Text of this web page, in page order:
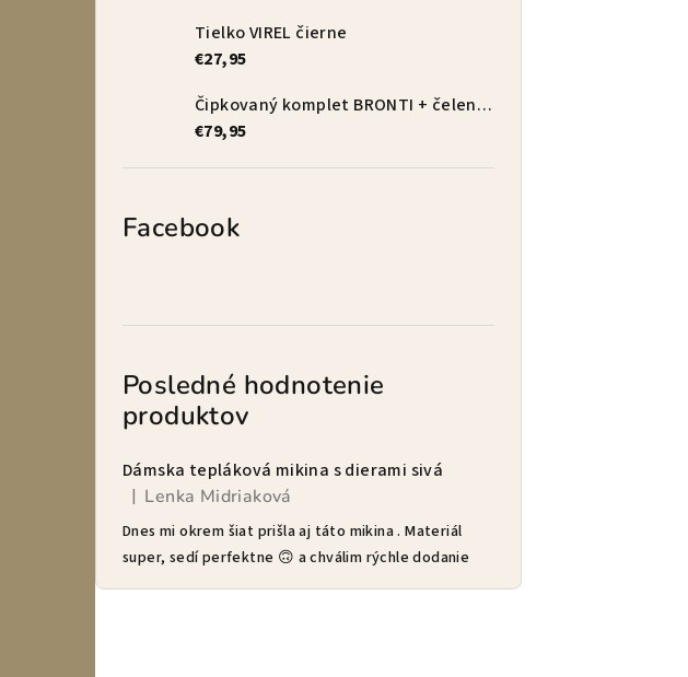
Tielko VIREL čierne
€27,95
Čipkovaný komplet BRONTI + čelenka zdarma
€79,95
Facebook
Posledné hodnotenie
produktov
Dámska tepláková mikina s dierami sivá
Hodnotenie produktu je 5 z 5 hviezdičiek.
| Lenka Midriaková
Dnes mi okrem šiat prišla aj táto mikina . Materiál
super, sedí perfektne 🙃 a chválim rýchle dodanie